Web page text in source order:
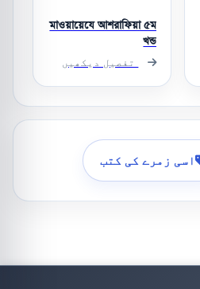
মাওয়ায়েযে আশরাফিয়া ৫ম
খন্ড
تفصیل دیکھیں
اسی زمرے کی کتب